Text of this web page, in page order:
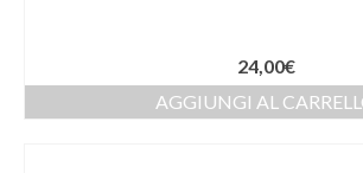
24,00€
AGGIUNGI AL